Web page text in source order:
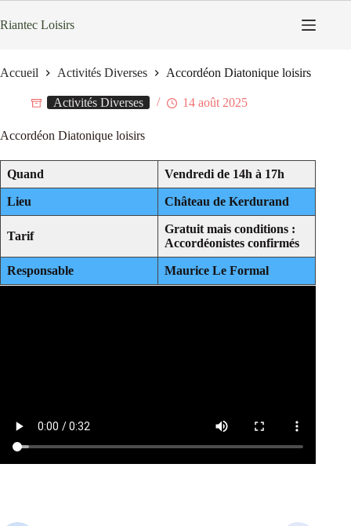
au
Riantec Loisirs
Accueil Activités Diverses Accordéon Diatonique loisirs
Activités Diverses 14 août 2025
Accordéon Diatonique loisirs
Quand Vendredi de 14h à 17h
Lieu Château de Kerdurand
Tarif
Gratuit mais conditions :
Accordéonistes confirmés
Responsable Maurice Le Formal